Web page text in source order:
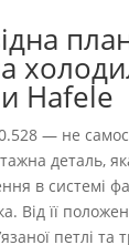
Hafele
— не
деталь,
в системі
Від її
петлі та